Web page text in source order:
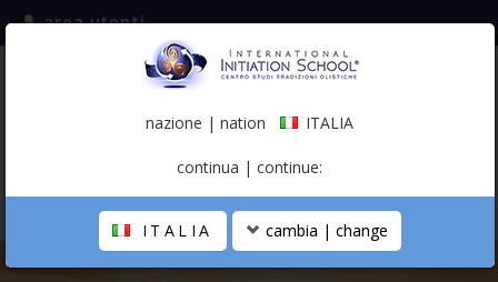
iscriviti alla mailing list
(italiano)
area utenti
LA SCUOLA
nazione | nation ITALIA
continua | continue:
ITALIA cambia | change